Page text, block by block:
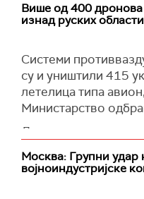
(Спутњик, Танјуг)
(Украјинска правда)
Више од 400
изнад руских области
Системи
су и уништили 415
летелица типа
Министарство
Дронови су
Белгородске,
Волгоградске,
Курске, Липецке,
Москва: Групни удар
војноиндустријске